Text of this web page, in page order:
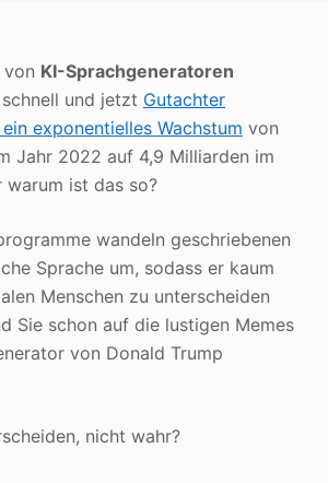
KI-Sprachgeneratoren
und jetzt Gutachter
exponentielles Wachstum von
Jahr 2022 auf 4,9 Milliarden im
ist das so?
wandeln geschriebenen
Sprache um, sodass er kaum
Menschen zu unterscheiden
Sie schon auf die lustigen Memes
von Donald Trump
nicht wahr?